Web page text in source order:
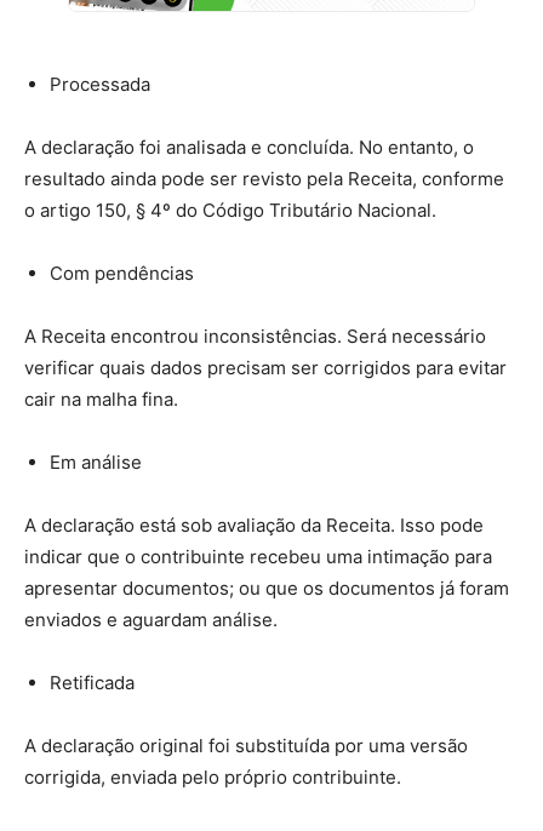
Processada
A declaração foi analisada e concluída. No entanto, o
resultado ainda pode ser revisto pela Receita, conforme
o artigo 150, § 4º do Código Tributário Nacional.
Com pendências
A Receita encontrou inconsistências. Será necessário
verificar quais dados precisam ser corrigidos para evitar
cair na malha fina.
Em análise
A declaração está sob avaliação da Receita. Isso pode
indicar que o contribuinte recebeu uma intimação para
apresentar documentos; ou que os documentos já foram
enviados e aguardam análise.
Retificada
A declaração original foi substituída por uma versão
corrigida, enviada pelo próprio contribuinte.